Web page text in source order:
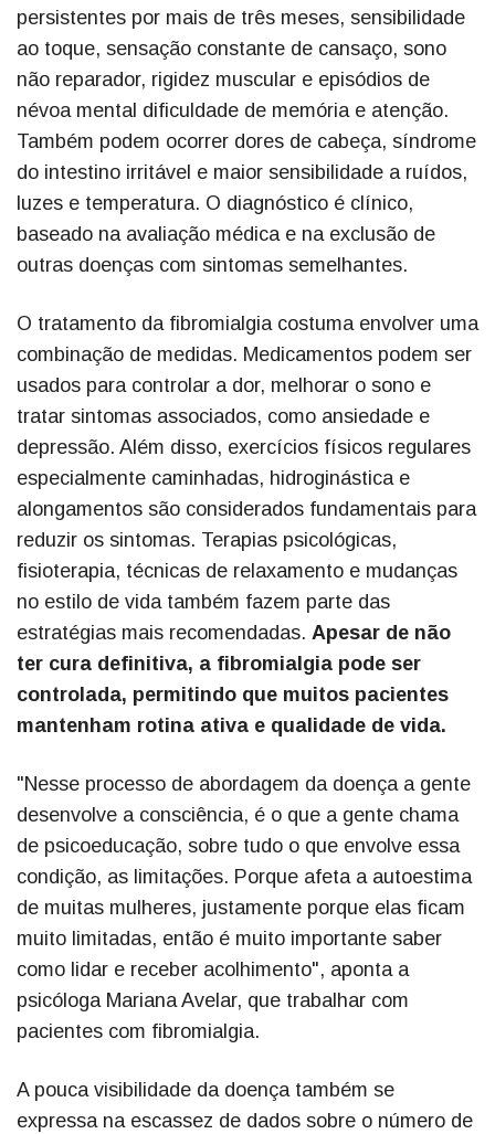
persistentes por mais de três meses, sensibilidade
ao toque, sensação constante de cansaço, sono
não reparador, rigidez muscular e episódios de
névoa mental dificuldade de memória e atenção.
Também podem ocorrer dores de cabeça, síndrome
do intestino irritável e maior sensibilidade a ruídos,
luzes e temperatura. O diagnóstico é clínico,
baseado na avaliação médica e na exclusão de
outras doenças com sintomas semelhantes.
O tratamento da fibromialgia costuma envolver uma
combinação de medidas. Medicamentos podem ser
usados para controlar a dor, melhorar o sono e
tratar sintomas associados, como ansiedade e
depressão. Além disso, exercícios físicos regulares
especialmente caminhadas, hidroginástica e
alongamentos são considerados fundamentais para
reduzir os sintomas. Terapias psicológicas,
fisioterapia, técnicas de relaxamento e mudanças
no estilo de vida também fazem parte das
estratégias mais recomendadas. Apesar de não
ter cura definitiva, a fibromialgia pode ser
controlada, permitindo que muitos pacientes
mantenham rotina ativa e qualidade de vida.
"Nesse processo de abordagem da doença a gente
desenvolve a consciência, é o que a gente chama
de psicoeducação, sobre tudo o que envolve essa
condição, as limitações. Porque afeta a autoestima
de muitas mulheres, justamente porque elas ficam
muito limitadas, então é muito importante saber
como lidar e receber acolhimento", aponta a
psicóloga Mariana Avelar, que trabalhar com
pacientes com fibromialgia.
A pouca visibilidade da doença também se
expressa na escassez de dados sobre o número de